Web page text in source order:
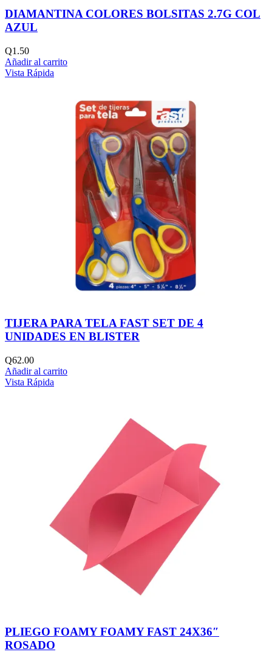
DIAMANTINA COLORES BOLSITAS 2.7G COL
AZUL
Q1.50
Añadir al carrito
Vista Rápida
TIJERA PARA TELA FAST SET DE 4
UNIDADES EN BLISTER
Q62.00
Añadir al carrito
Vista Rápida
PLIEGO FOAMY FOAMY FAST 24X36″
ROSADO